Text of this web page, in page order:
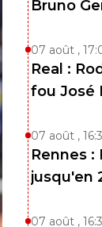
Bruno
07 août ,
Real :
fou José
07 août ,
Rennes :
jusqu'en
07 août ,